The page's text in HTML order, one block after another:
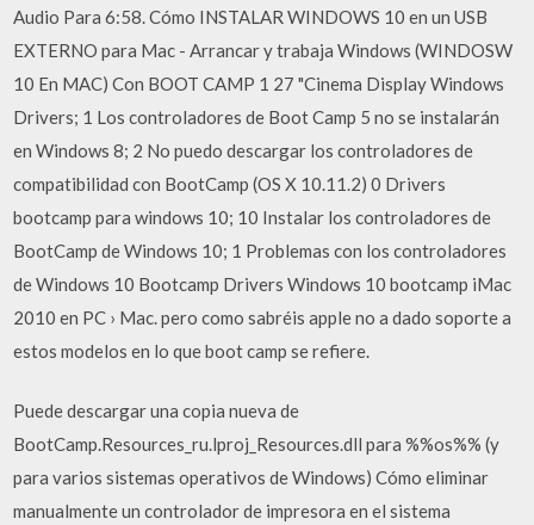
Audio Para 6:58. Cómo INSTALAR WINDOWS 10 en un USB
EXTERNO para Mac - Arrancar y trabaja Windows (WINDOSW
10 En MAC) Con BOOT CAMP 1 27 "Cinema Display Windows
Drivers; 1 Los controladores de Boot Camp 5 no se instalarán
en Windows 8; 2 No puedo descargar los controladores de
compatibilidad con BootCamp (OS X 10.11.2) 0 Drivers
bootcamp para windows 10; 10 Instalar los controladores de
BootCamp de Windows 10; 1 Problemas con los controladores
de Windows 10 Bootcamp Drivers Windows 10 bootcamp iMac
2010 en PC › Mac. pero como sabréis apple no a dado soporte a
estos modelos en lo que boot camp se refiere.
Puede descargar una copia nueva de
BootCamp.Resources_ru.lproj_Resources.dll para %%os%% (y
para varios sistemas operativos de Windows) Cómo eliminar
manualmente un controlador de impresora en el sistema